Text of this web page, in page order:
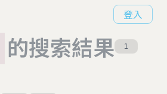
登入
的搜索結果 1